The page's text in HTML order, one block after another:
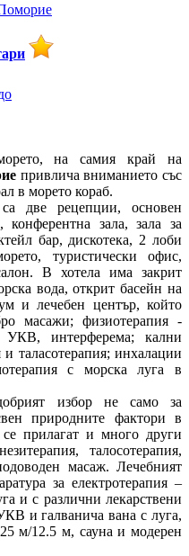
на самия край на
привлича вниманието със
в морето кораб.
две рецепции, основен
конферентна зала, зала за
бар, дискотека, 2 лоби
туристически офис,
В хотела има закрит
вода, открит басейн на
и лечебен център, който
масажи; физиотерапия -
УКВ, интерферема; кални
таласотерапия; инхалации
с морска луга в
избор не само за
природните фактори в
прилагат и много други
талосотерапия,
масаж. Лечебният
за електротерапия –
и с различни лекарствени
и галванича вана с луга,
м/12.5 м, сауна и модерен